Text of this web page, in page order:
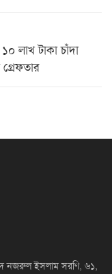
লাখ টাকা চাঁদা
গ্রেফতার
নজরুল ইসলাম সরণি, ৬১,